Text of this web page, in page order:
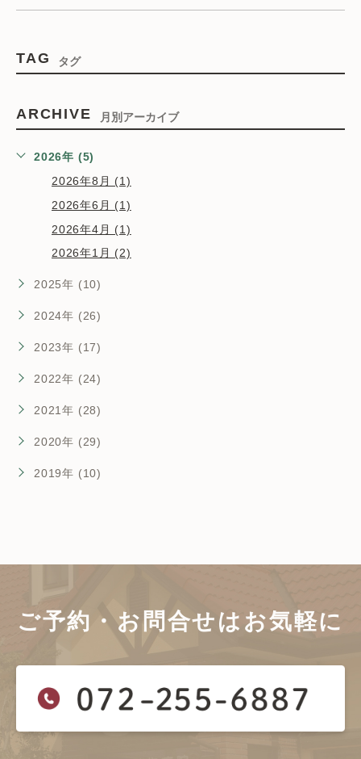
TAG タグ
ARCHIVE 月別アーカイブ
2026年 (5)
2026年8月 (1)
2026年6月 (1)
2026年4月 (1)
2026年1月 (2)
2025年 (10)
2024年 (26)
2023年 (17)
2022年 (24)
2021年 (28)
2020年 (29)
2019年 (10)
ご予約・お問合せは お気軽に